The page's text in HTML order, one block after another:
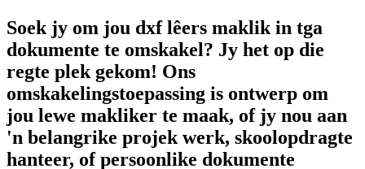
Soek jy om jou dxf lêers maklik in tga
dokumente te omskakel? Jy het op die
regte plek gekom! Ons
omskakelingstoepassing is ontwerp om
jou lewe makliker te maak, of jy nou aan
'n belangrike projek werk, skoolopdragte
hanteer, of persoonlike dokumente